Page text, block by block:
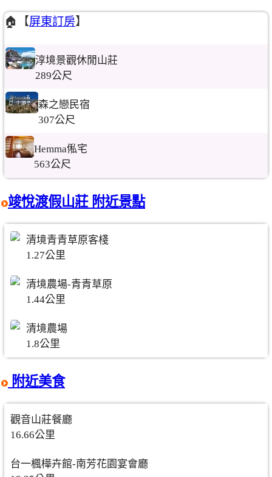
🏠【屏東訂房】
淳境景觀休閒山莊
289公尺
森之戀民宿
307公尺
Hemma俬宅
563公尺
竣悅渡假山莊 附近景點
清境青青草原客棧
1.27公里
清境農場-青青草原
1.44公里
清境農場
1.8公里
附近美食
觀音山莊餐廳
16.66公里
台一楓樺卉館-南芳花園宴會廳